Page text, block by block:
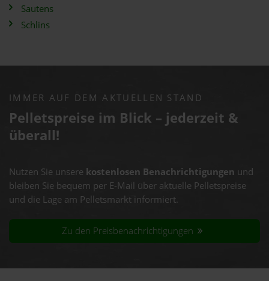
Sautens
Schlins
IMMER AUF DEM AKTUELLEN STAND
Pelletspreise im Blick – jederzeit &
überall!
Nutzen Sie unsere kostenlosen Benachrichtigungen und
bleiben Sie bequem per E-Mail über aktuelle Pelletspreise
und die Lage am Pelletsmarkt informiert.
Zu den Preisbenachrichtigungen